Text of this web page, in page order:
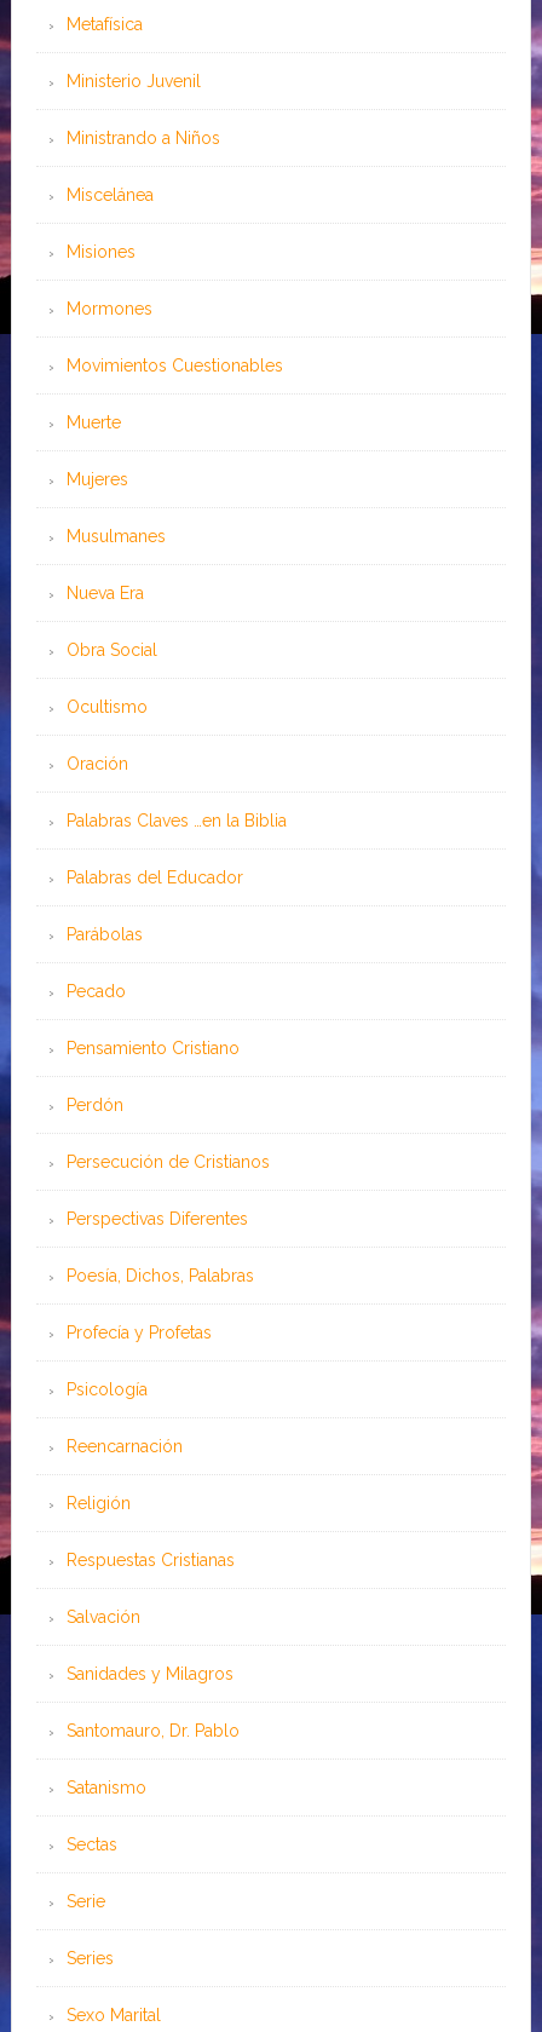
Metafísica
Ministerio Juvenil
Ministrando a Niños
Miscelánea
Misiones
Mormones
Movimientos Cuestionables
Muerte
Mujeres
Musulmanes
Nueva Era
Obra Social
Ocultismo
Oración
Palabras Claves …en la Biblia
Palabras del Educador
Parábolas
Pecado
Pensamiento Cristiano
Perdón
Persecución de Cristianos
Perspectivas Diferentes
Poesía, Dichos, Palabras
Profecía y Profetas
Psicología
Reencarnación
Religión
Respuestas Cristianas
Salvación
Sanidades y Milagros
Santomauro, Dr. Pablo
Satanismo
Sectas
Serie
Series
Sexo Marital